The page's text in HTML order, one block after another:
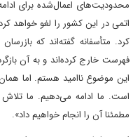
محدودیت‌های اعمال‌شده برای
اتمی در این کشور را لغو خواهد
کرد. متأسفانه گفته‌اند که
فهرست خارج کرده‌اند و به آن
این موضوع ناامید هستم. اما
است. ما ادامه می‌دهیم. ما تلاش
مطمئنا آن را انجام خواهیم داد».